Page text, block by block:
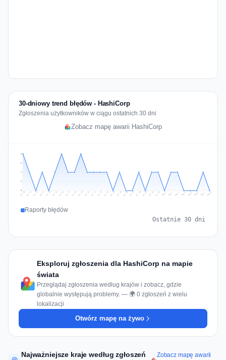
30-dniowy trend błędów - HashiCorp
Zgłoszenia użytkowników w ciągu ostatnich 30 dni
Zobacz mapę awarii HashiCorp
1
1
2
2
Jul 10 Jul 11 Jul 12 Jul 13 Jul 14 Jul 15 Jul 16 Jul 17 Jul 18 Jul 19 Jul 20 Jul 21 Jul 22 Jul 23 Jul 24 Jul 25 Jul 26 Jul 27 Jul 28 Jul 29 Jul 30 Jul 31 Aug 1 Aug 2 Aug 3 Aug 4 Aug 5 Aug 6 Aug 7 Aug 8
Raporty błędów
Ostatnie 30 dni
Eksploruj zgłoszenia dla HashiCorp na mapie
świata
Przeglądaj zgłoszenia według krajów i zobacz, gdzie
globalnie występują problemy. — 🌍 0 zgłoszeń z wielu
lokalizacji
Otwórz mapę na żywo
Najważniejsze kraje według zgłoszeń Zobacz mapę awarii